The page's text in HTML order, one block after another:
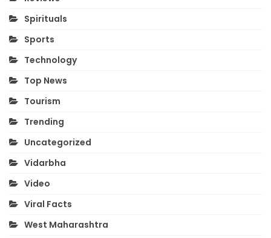
Spirituals
Sports
Technology
Top News
Tourism
Trending
Uncategorized
Vidarbha
Video
Viral Facts
West Maharashtra